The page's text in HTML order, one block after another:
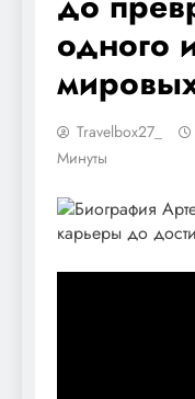
одного
Travelbox27_
Минуты